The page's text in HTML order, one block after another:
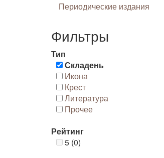
Периодические издания
Фильтры
Тип
Складень
Икона
Крест
Литература
Прочее
Рейтинг
5 (0)